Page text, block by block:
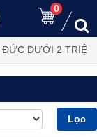
0
DƯỚI 2 TRIỆU
Lọc